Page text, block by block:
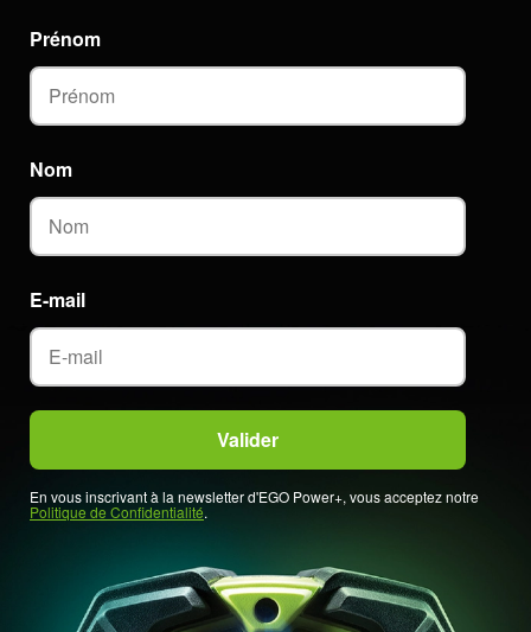
E-mail
Prénom
Nom
En vous inscrivant à la newsletter d'EGO Power+, vous acceptez notre
Politique de Confidentialité.